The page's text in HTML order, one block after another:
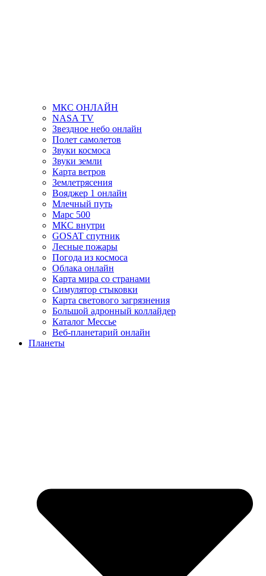
МКС ОНЛАЙН
NASA TV
Звездное небо онлайн
Полет самолетов
Звуки космоса
Звуки земли
Карта ветров
Землетрясения
Вояджер 1 онлайн
Млечный путь
Марс 500
МКС внутри
GOSAT спутник
Лесные пожары
Погода из космоса
Облака онлайн
Карта мира со странами
Симулятор стыковки
Карта светового загрязнения
Большой адронный коллайдер
Каталог Мессье
Веб-планетарий онлайн
Планеты